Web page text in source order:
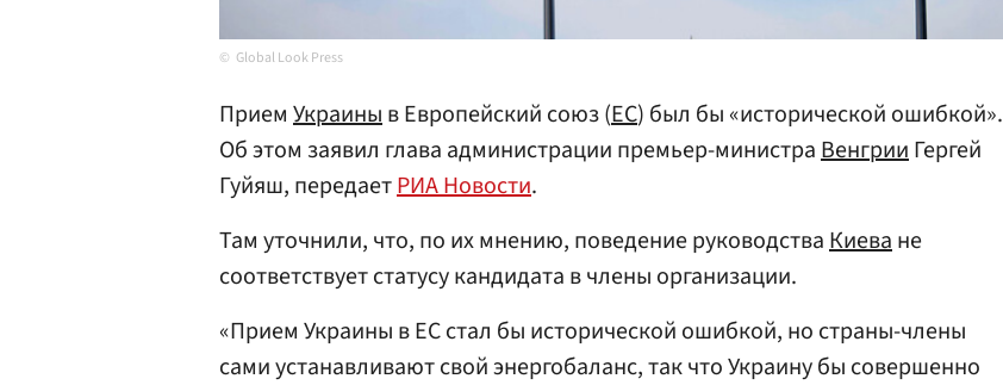
Global Look Press
Прием Украиныв Европейский союз (ЕС) был бы «исторической ошибкой».
Об этом заявил глава администрации премьер-министраВенгрииГергей
Гуйяш, передаетРИА Новости.
Там уточнили, что, по их мнению, поведение руководстваКиеване
соответствует статусу кандидата в члены организации.
«Прием Украины в ЕС стал бы исторической ошибкой, но страны-члены
сами устанавливают свой энергобаланс, так что Украину бы совершенно